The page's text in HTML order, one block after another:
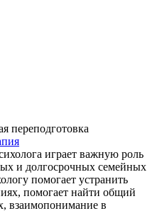
переподготовка
играет важную роль
и долгосрочных семейных
помогает устранить
помогает найти общий
взаимопонимание в